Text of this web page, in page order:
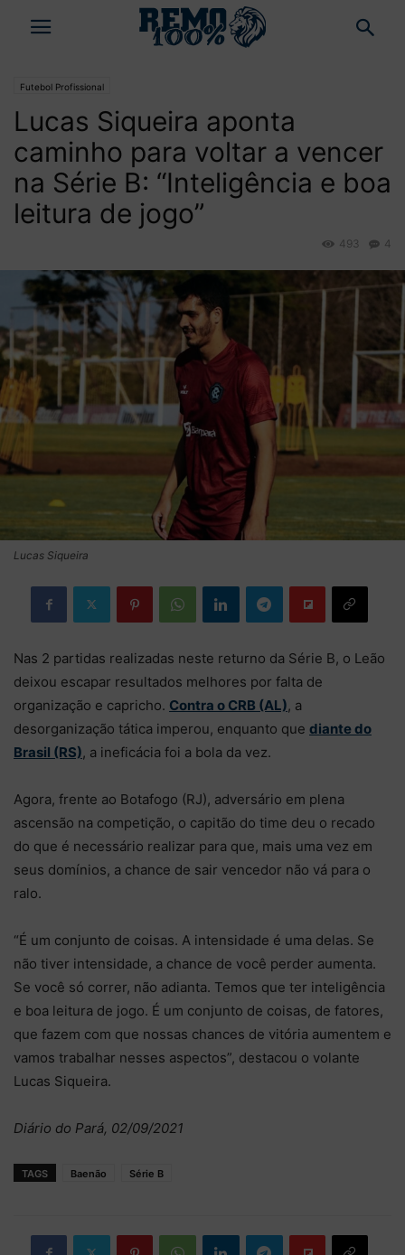
Futebol Profissional
Lucas Siqueira aponta
caminho para voltar a vencer
na Série B: “Inteligência e boa
leitura de jogo”
4
493
Lucas Siqueira
Nas 2 partidas realizadas neste returno da Série B, o Leão
deixou escapar resultados melhores por falta de
organização e capricho. Contra o CRB (AL), a
desorganização tática imperou, enquanto que diante do
Brasil (RS), a ineficácia foi a bola da vez.
Agora, frente ao Botafogo (RJ), adversário em plena
ascensão na competição, o capitão do time deu o recado
do que é necessário realizar para que, mais uma vez em
seus domínios, a chance de sair vencedor não vá para o
ralo.
“É um conjunto de coisas. A intensidade é uma delas. Se
não tiver intensidade, a chance de você perder aumenta.
Se você só correr, não adianta. Temos que ter inteligência
e boa leitura de jogo. É um conjunto de coisas, de fatores,
que fazem com que nossas chances de vitória aumentem e
vamos trabalhar nesses aspectos”, destacou o volante
Lucas Siqueira.
Diário do Pará, 02/09/2021
TAGS Baenão Série B